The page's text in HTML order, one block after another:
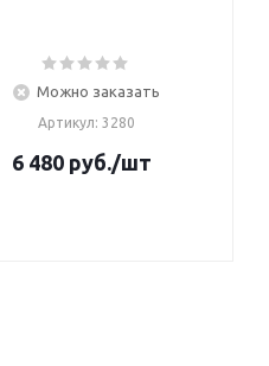
Можно заказать
Артикул: 3280
6 480 руб./шт